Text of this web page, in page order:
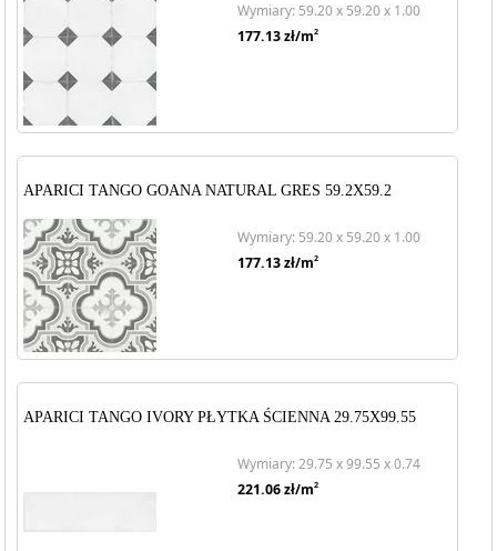
Wymiary: 59.20 x 59.20 x 1.00
177.13zł/m2
APARICI TANGO GOANA NATURAL GRES 59.2X59.2
Wymiary: 59.20 x 59.20 x 1.00
177.13zł/m2
APARICI TANGO IVORY PŁYTKA ŚCIENNA 29.75X99.55
Wymiary: 29.75 x 99.55 x 0.74
221.06zł/m2